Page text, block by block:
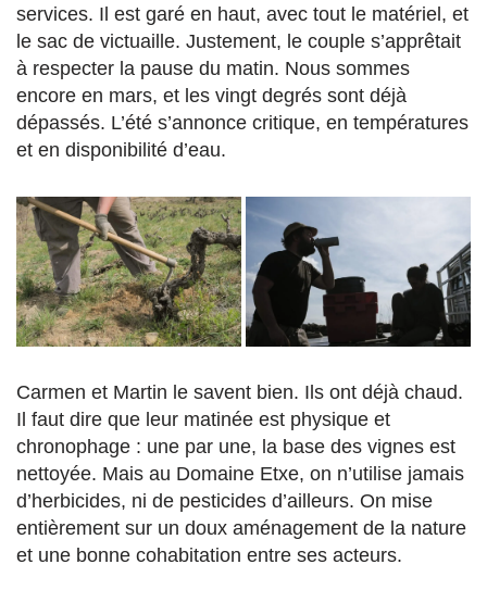
services. Il est garé en haut, avec tout le matériel, et
le sac de victuaille. Justement, le couple s’apprêtait
à respecter la pause du matin. Nous sommes
encore en mars, et les vingt degrés sont déjà
dépassés. L’été s’annonce critique, en températures
et en disponibilité d’eau.
Carmen et Martin le savent bien. Ils ont déjà chaud.
Il faut dire que leur matinée est physique et
chronophage : une par une, la base des vignes est
nettoyée. Mais au Domaine Etxe, on n’utilise jamais
d’herbicides, ni de pesticides d’ailleurs. On mise
entièrement sur un doux aménagement de la nature
et une bonne cohabitation entre ses acteurs.